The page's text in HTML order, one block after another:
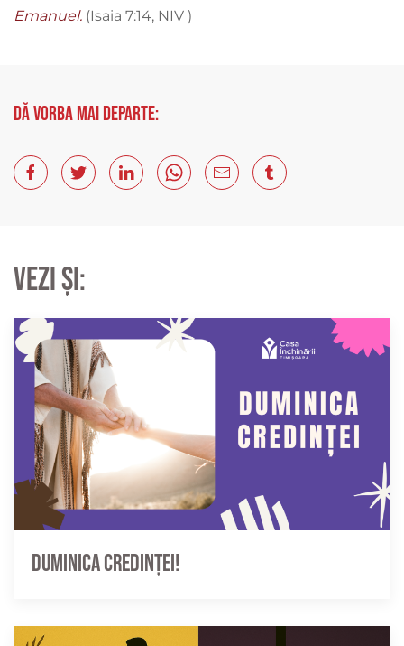
Emanuel. (Isaia 7:14, NIV )
Dă vorba mai departe:
Vezi și:
Duminica credinței!